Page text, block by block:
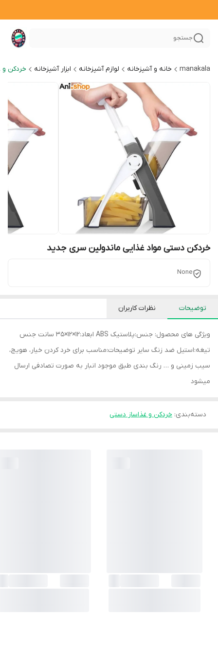
جستجو
manakala خانه و آشپزخانه لوازم آشپزخانه ابزار آشپزخانه خردکن و
خردکن دستی مواد غذایی ماندولین سری جدید
None
توضیحات نظرات کاربران
ویژگی های محصول: جنس:پلاستیک ABS ابعاد:12×12×35 سانت جنس
تیغه:استیل ضد زنگ سایر توضیحات:مناسب برای خرد کردن خیار، هویج،
سیب زمینی و … رنگ بندی طبق موجود انبار به صورت تصادفی ارسال
میشود
دسته‌بندی: خردکن و غذاساز دستی